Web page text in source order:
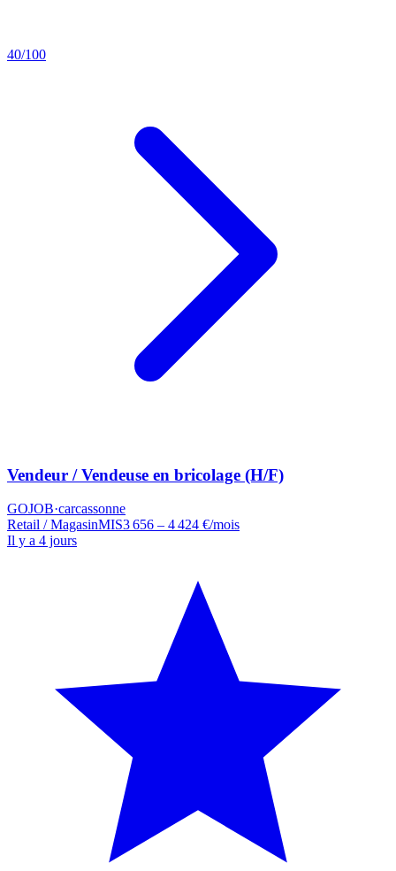
40/100
Vendeur / Vendeuse en bricolage (H/F)
GOJOB·carcassonne
Retail / MagasinMIS3 656 – 4 424 €/mois
Il y a 4 jours